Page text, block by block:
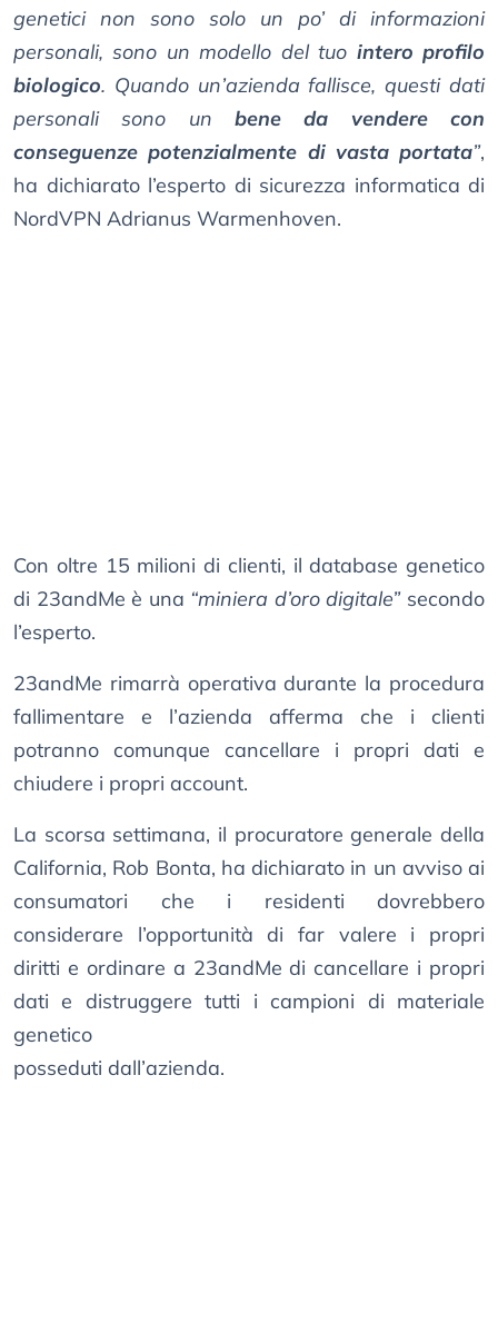
genetici non sono solo un po’ di informazioni
personali, sono un modello del tuo intero profilo
biologico. Quando un’azienda fallisce, questi dati
personali sono un bene da vendere con
conseguenze potenzialmente di vasta portata”,
ha dichiarato l’esperto di sicurezza informatica di
NordVPN Adrianus Warmenhoven.
Con oltre 15 milioni di clienti, il database genetico
di 23andMe è una “miniera d’oro digitale”secondo
l’esperto.
23andMe rimarrà operativa durante la procedura
fallimentare e l’azienda afferma che i clienti
potranno comunque cancellare i propri dati e
chiudere i propri account.
La scorsa settimana, il procuratore generale della
California, Rob Bonta, ha dichiarato in un avviso ai
consumatori che i residenti dovrebbero
considerare l’opportunità di far valere i propri
diritti e ordinare a 23andMe di cancellare i propri
dati e distruggere tutti i campioni di materiale
genetico
posseduti dall’azienda.